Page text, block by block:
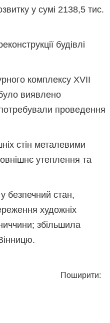
у сумі 2138,5 тис.
будівлі
комплексу ХVІІ
виявлено
потребували проведення
стін металевими
утеплення та
безпечний стан,
художніх
збільшила
Поширити: